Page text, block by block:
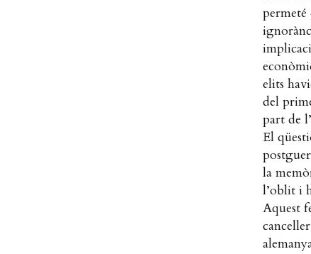
permeté
elits
del
part de
El
la
l’oblit i
Aquest